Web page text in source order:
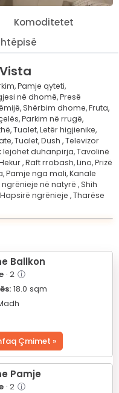
Komoditetet
Pamje qyteti,
në dhomë,Presë
Shërbim dhome,Fruta,
Parkim në rrugë,
Tualet,Letër higjienike,
Tualet,Dush ,Televizor
lejohet duhanpirja,Tavolinë
,Raft rrobash,Lino,Prizë
Pamje nga mali,Kanale
në natyrë ,Shih
Hapsirë ngrënieje ,Tharëse
Ballkon
· 2 ⓘ
18.0 sqm
Çmimet »
Pamje
· 2 ⓘ